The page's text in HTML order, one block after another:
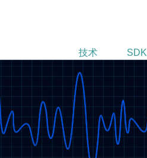
技术 SDK